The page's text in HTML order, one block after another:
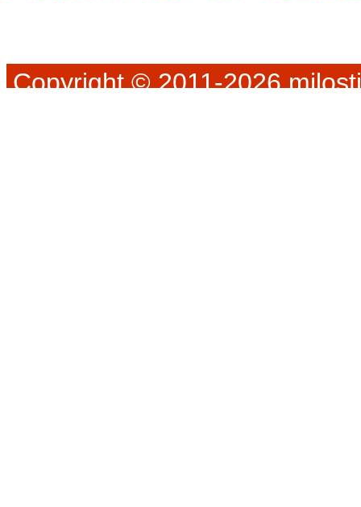
Copyright © 2011-2026